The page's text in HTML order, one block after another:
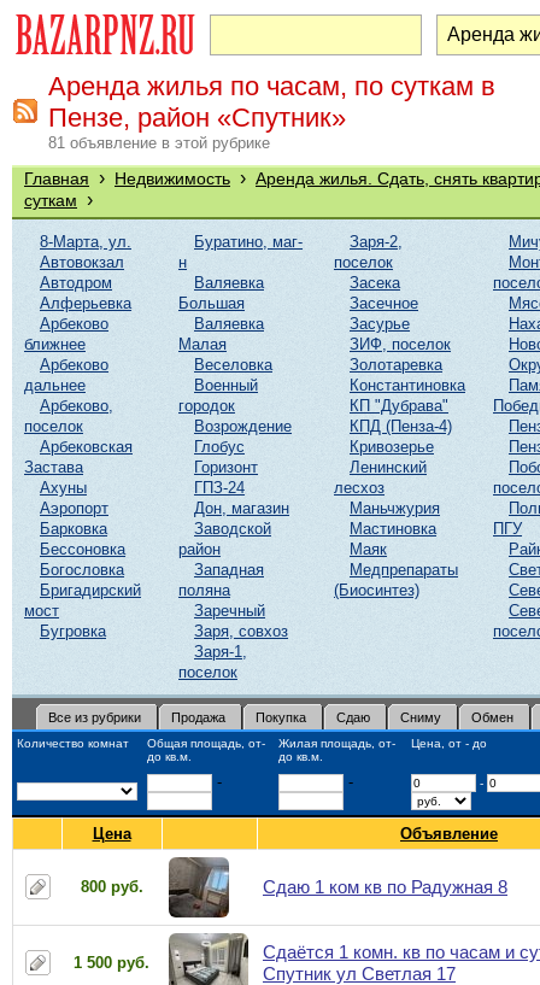
Аренда жилья по часам, по суткам в
Пензе, район «Спутник»
81 объявление в этой рубрике
Главная › Недвижимость › Аренда жилья. Сдать, снять
суткам ›
8-Марта, ул.
Автовокзал
Автодром
Алферьевка
Арбеково
ближнее
Арбеково
дальнее
Арбеково,
поселок
Арбековская
Застава
Ахуны
Аэропорт
Барковка
Бессоновка
Богословка
Бригадирский
мост
Бугровка
Буратино, маг-
н
Валяевка
Большая
Валяевка
Малая
Веселовка
Военный
городок
Возрождение
Глобус
Горизонт
ГПЗ-24
Дон, магазин
Заводской
район
Западная
поляна
Заречный
Заря, совхоз
Заря-1,
поселок
Заря-2,
поселок
Засека
Засечное
Засурье
ЗИФ, поселок
Золотаревка
Константиновка
КП "Дубрава"
КПД (Пенза-4)
Кривозерье
Ленинский
лесхоз
Маньчжурия
Мастиновка
Маяк
Медпрепараты
(Биосинтез)
ПГУ
Все из рубрики Продажа Покупка Сдаю Сниму Обмен
Количество комнат
Общая площадь, от-
до кв.м.
Жилая площадь, от-
до кв.м.
Цена, от - до
- - -
Цена Объявление
800 руб. Сдаю 1 ком кв по Радужная 8
1 500 руб.
Сдаётся 1 комн. кв по часам и
Спутник ул Светлая 17